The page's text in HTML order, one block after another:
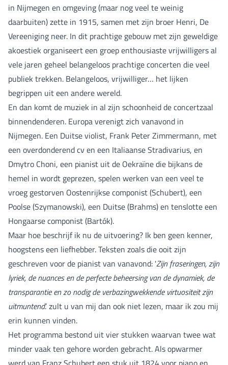
in Nijmegen en omgeving (maar nog veel te weinig
daarbuiten) zette in 1915, samen met zijn broer Henri, De
Vereeniging neer. In dit prachtige gebouw met zijn geweldige
akoestiek organiseert een groep enthousiaste vrijwilligers al
vele jaren geheel belangeloos prachtige concerten die veel
publiek trekken. Belangeloos, vrijwilliger… het lijken
begrippen uit een andere wereld.
En dan komt de muziek in al zijn schoonheid de concertzaal
binnendenderen. Europa verenigt zich vanavond in
Nijmegen. Een Duitse violist, Frank Peter Zimmermann, met
een overdonderend cv en een Italiaanse Stradivarius, en
Dmytro Choni, een pianist uit de Oekraïne die bijkans de
hemel in wordt geprezen, spelen werken van een veel te
vroeg gestorven Oostenrijkse componist (Schubert), een
Poolse (Szymanowski), een Duitse (Brahms) en tenslotte een
Hongaarse componist (Bartók).
Maar hoe beschrijf ik nu de uitvoering? Ik ben geen kenner,
hoogstens een liefhebber. Teksten zoals die ooit zijn
geschreven voor de pianist van vanavond: 'Zijn fraseringen, zijn
lyriek, de nuances en de perfecte beheersing van de dynamiek, de
transparantie en zo nodig de verbazingwekkende virtuositeit zijn
uitmuntend.’ zult u van mij dan ook niet lezen, maar ik zou mij
erin kunnen vinden.
Het programma bestond uit vier stukken waarvan twee wat
minder vaak ten gehore worden gebracht. Als opwarmer